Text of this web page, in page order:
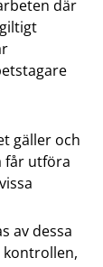
där
gäller och
får utföra
av dessa